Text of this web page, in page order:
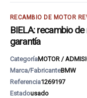
RECAMBIO DE MOTOR
BIELA: recambio
garantía
CategoríaMOTOR /
Marca/FabricanteBMW
Referencia1269197
Estadousado